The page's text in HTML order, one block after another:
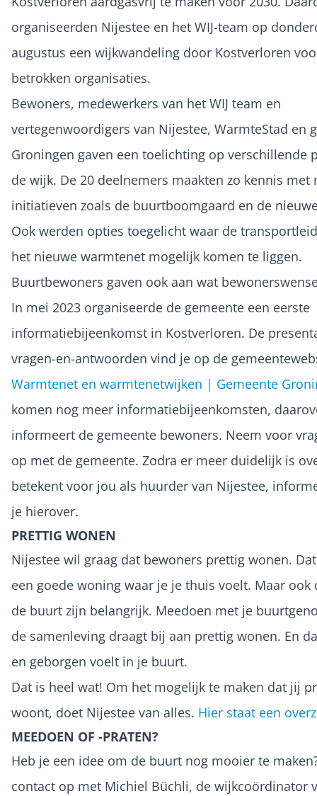
organiseerden Nijestee en het WIJ-team op
augustus een wijkwandeling door Kostverloren
betrokken organisaties.
Bewoners, medewerkers van het WIJ team en
vertegenwoordigers van Nijestee, WarmteStad en
Groningen gaven een toelichting op verschillende
de wijk. De 20 deelnemers maakten zo kennis met
initiatieven zoals de buurtboomgaard en de
Ook werden opties toegelicht waar de
het nieuwe warmtenet mogelijk komen te liggen.
Buurtbewoners gaven ook aan wat
In mei 2023 organiseerde de gemeente een eerste
informatiebijeenkomst in Kostverloren. De
vragen-en-antwoorden vind je op de
Warmtenet en warmtenetwijken | Gemeente
komen nog meer informatiebijeenkomsten,
informeert de gemeente bewoners. Neem voor
op met de gemeente. Zodra er meer duidelijk is
betekent voor jou als huurder van Nijestee,
je hierover.
PRETTIG WONEN
Nijestee wil graag dat bewoners prettig wonen.
een goede woning waar je je thuis voelt. Maar ook
de buurt zijn belangrijk. Meedoen met je
de samenleving draagt bij aan prettig wonen. En
en geborgen voelt in je buurt.
Dat is heel wat! Om het mogelijk te maken dat jij
woont, doet Nijestee van alles. Hier staat een
MEEDOEN OF -PRATEN?
Heb je een idee om de buurt nog mooier te
contact op met Michiel Büchli, de wijkcoördinator